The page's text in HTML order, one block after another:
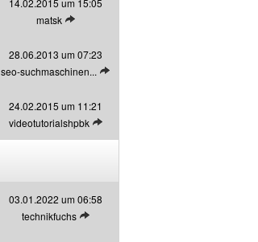
14.02.2015 um 15:05
matsk Letzten Beitrag anzeigen
28.06.2013 um 07:23
seo-suchmaschinen... Letzten Beitrag anzeigen
24.02.2015 um 11:21
videotutorialshpbk Letzten Beitrag anzeigen
03.01.2022 um 06:58
technikfuchs Letzten Beitrag anzeigen